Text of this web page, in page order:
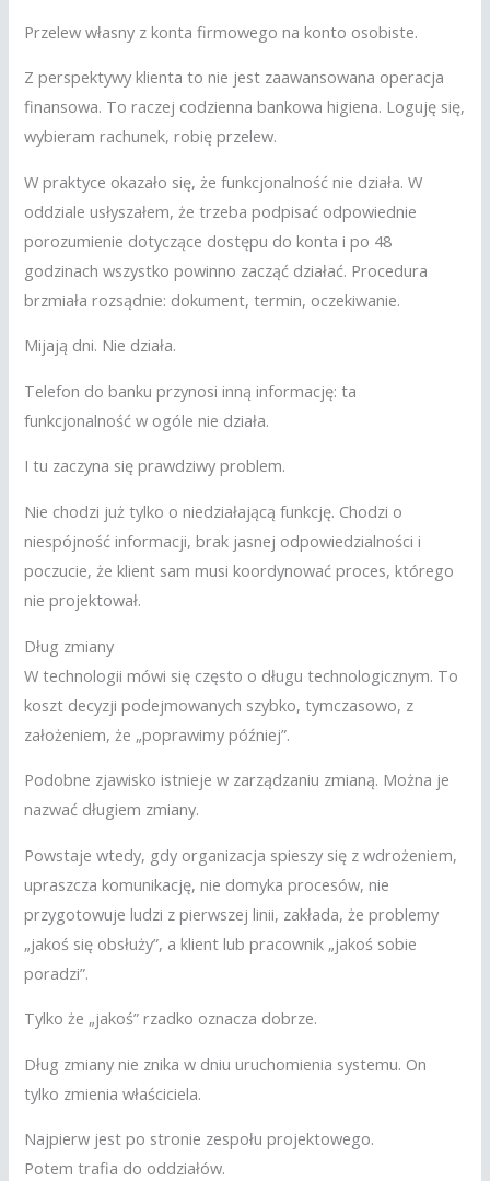
Przelew własny z konta firmowego na konto osobiste.
Z perspektywy klienta to nie jest zaawansowana operacja
finansowa. To raczej codzienna bankowa higiena. Loguję się,
wybieram rachunek, robię przelew.
W praktyce okazało się, że funkcjonalność nie działa. W
oddziale usłyszałem, że trzeba podpisać odpowiednie
porozumienie dotyczące dostępu do konta i po 48
godzinach wszystko powinno zacząć działać. Procedura
brzmiała rozsądnie: dokument, termin, oczekiwanie.
Mijają dni. Nie działa.
Telefon do banku przynosi inną informację: ta
funkcjonalność w ogóle nie działa.
I tu zaczyna się prawdziwy problem.
Nie chodzi już tylko o niedziałającą funkcję. Chodzi o
niespójność informacji, brak jasnej odpowiedzialności i
poczucie, że klient sam musi koordynować proces, którego
nie projektował.
Dług zmiany
W technologii mówi się często o długu technologicznym. To
koszt decyzji podejmowanych szybko, tymczasowo, z
założeniem, że „poprawimy później”.
Podobne zjawisko istnieje w zarządzaniu zmianą. Można je
nazwać długiem zmiany.
Powstaje wtedy, gdy organizacja spieszy się z wdrożeniem,
upraszcza komunikację, nie domyka procesów, nie
przygotowuje ludzi z pierwszej linii, zakłada, że problemy
„jakoś się obsłuży”, a klient lub pracownik „jakoś sobie
poradzi”.
Tylko że „jakoś” rzadko oznacza dobrze.
Dług zmiany nie znika w dniu uruchomienia systemu. On
tylko zmienia właściciela.
Najpierw jest po stronie zespołu projektowego.
Potem trafia do oddziałów.